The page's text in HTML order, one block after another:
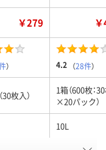
￥279
） 4.2 （28件）
枚入）
1箱（600枚：
×20パック）
10L